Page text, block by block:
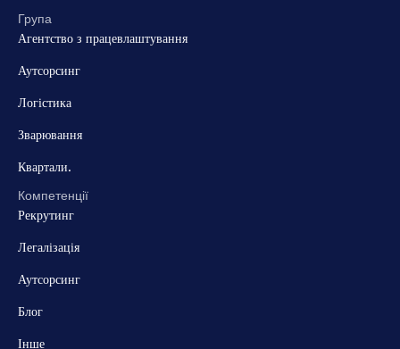
Група
Агентство з працевлаштування
Аутсорсинг
Логістика
Зварювання
Квартали.
Компетенції
Рекрутинг
Легалізація
Аутсорсинг
Блог
Інше